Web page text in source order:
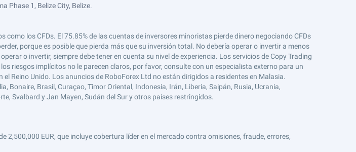
Phase 1, Belize City, Belize.
los CFDs. El 75.85% de las cuentas de inversores minoristas pierde dinero negociando CFDs
porque es posible que pierda más que su inversión total. No debería operar o invertir a menos
o invertir, siempre debe tener en cuenta su nivel de experiencia. Los servicios de Copy Trading
riesgos implícitos no le parecen claros, por favor, consulte con un especialista externo para un
Reino Unido. Los anuncios de RoboForex Ltd no están dirigidos a residentes en Malasia.
Brasil, Curaçao, Timor Oriental, Indonesia, Irán, Liberia, Saipán, Rusia, Ucrania,
Svalbard y Jan Mayen, Sudán del Sur y otros países restringidos.
EUR, que incluye cobertura líder en el mercado contra omisiones, fraude, errores,